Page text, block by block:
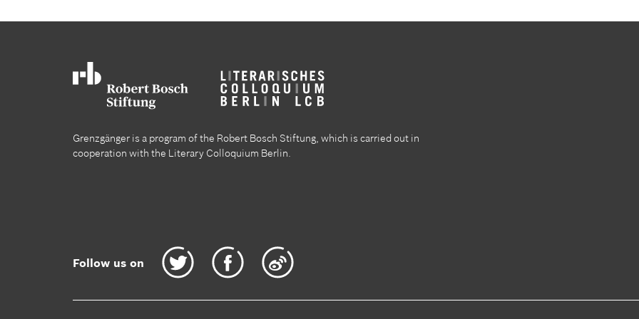
Grenzgänger is a program of the Robert Bosch Stiftung, which is carried out in
cooperation with the Literary Colloquium Berlin.
Follow us on